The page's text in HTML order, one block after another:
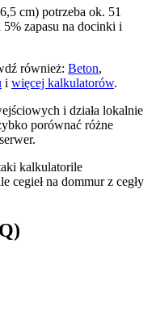
cm) potrzeba ok. 51
zapasu na docinki i
również: Beton,
i więcej kalkulatorów.
i działa lokalnie
porównać różne
kalkulatorile
cegieł na dommur z cegły